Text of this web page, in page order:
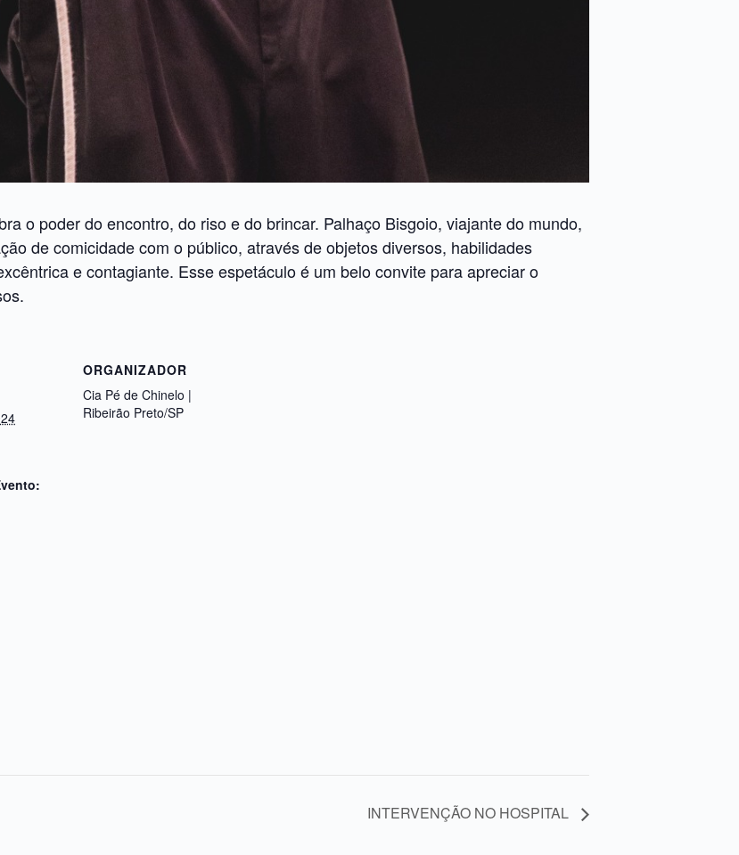
o poder do encontro, do riso e do brincar. Palhaço Bisgoio, viajante do mundo,
de comicidade com o público, através de objetos diversos, habilidades
e contagiante. Esse espetáculo é um belo convite para apreciar o
ORGANIZADOR
Cia Pé de Chinelo |
Ribeirão Preto/SP
INTERVENÇÃO NO HOSPITAL